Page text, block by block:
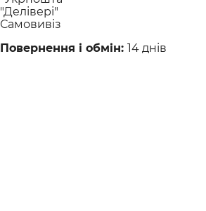
"Делівері"
Самовивіз
Повернення і обмін:14 днів